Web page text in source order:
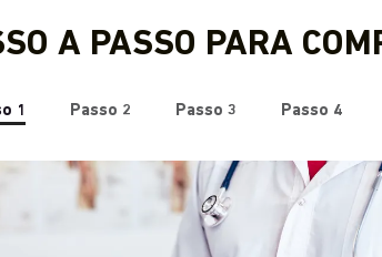
A PASSO PARA
1 Passo 2 Passo 3 Passo 4